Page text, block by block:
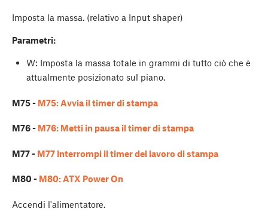
Imposta la massa. (relativo a Input shaper)
Parametri:
W: Imposta la massa totale in grammi di tutto ciò che è
attualmente posizionato sul piano.
M75 - M75: Avvia il timer di stampa
M76 - M76: Metti in pausa il timer di stampa
M77 - M77 Interrompi il timer del lavoro di stampa
M80 - M80: ATX Power On
Accendi l'alimentatore.